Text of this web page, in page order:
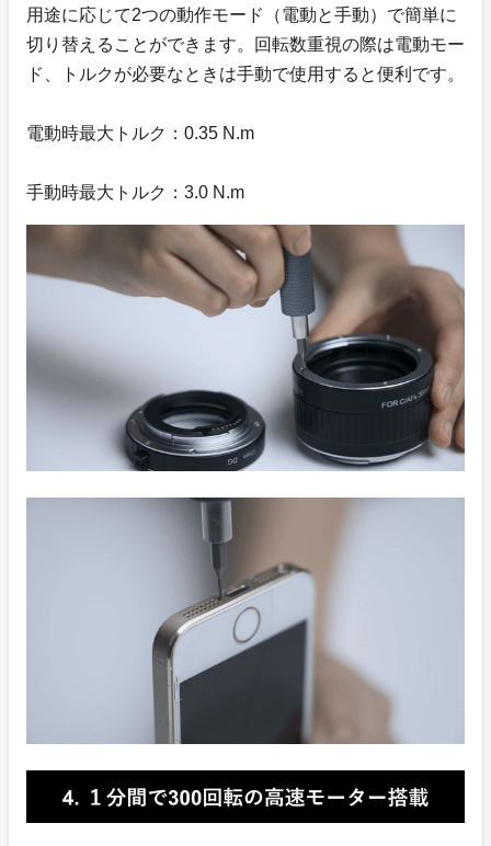
用途に応じて2つの動作モード（電動と手動）で簡単に
切り替えることができます。回転数重視の際は電動モー
ド、トルクが必要なときは手動で使用すると便利です。
電動時最大トルク：0.35 N.m
手動時最大トルク：3.0 N.m